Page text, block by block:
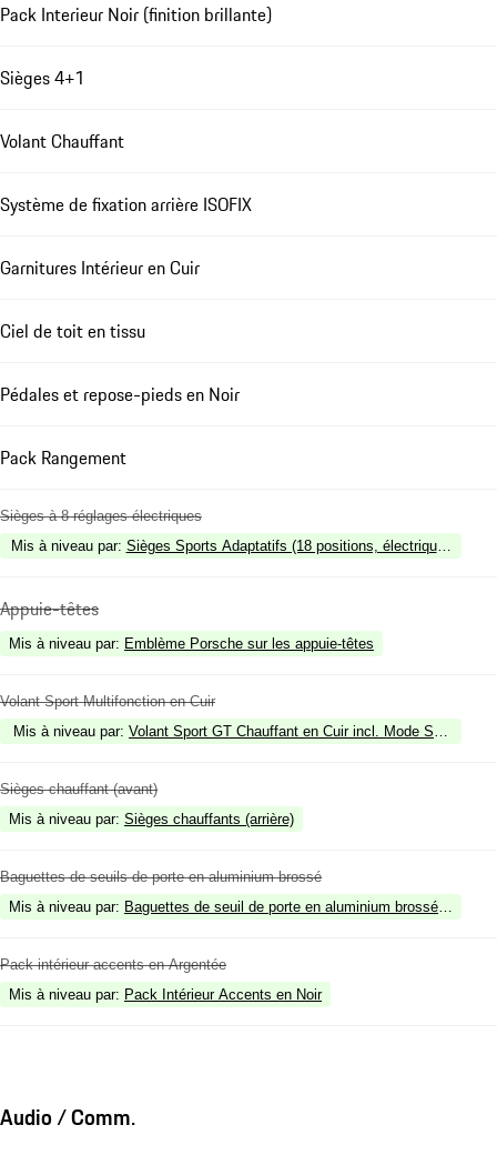
Pack Interieur Noir (finition brillante)
Sièges 4+1
Volant Chauffant
Système de fixation arrière ISOFIX
Garnitures Intérieur en Cuir
Ciel de toit en tissu
Pédales et repose-pieds en Noir
Pack Rangement
Sièges à 8 réglages électriques
Mis à niveau par: Sièges Sports Adaptatifs (18 positions, électriques) incl.
Appuie-têtes
Mis à niveau par: Emblème Porsche sur les appuie-têtes
Volant Sport Multifonction en Cuir
Mis à niveau par: Volant Sport GT Chauffant en Cuir incl. Mode Switch
Sièges chauffant (avant)
Mis à niveau par: Sièges chauffants (arrière)
Baguettes de seuils de porte en aluminium brossé
Mis à niveau par: Baguettes de seuil de porte en aluminium brossé noir,
Pack intérieur accents en Argentée
Mis à niveau par: Pack Intérieur Accents en Noir
Audio / Comm.